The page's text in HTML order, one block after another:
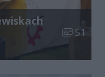
Liczba
51